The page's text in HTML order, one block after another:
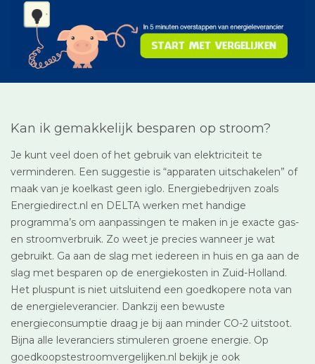
Kan ik gemakkelijk besparen op stroom?
Je kunt veel doen of het gebruik van elektriciteit te
verminderen. Een suggestie is “apparaten uitschakelen” of
maak van je koelkast geen iglo. Energiebedrijven zoals
Energiedirect.nl en DELTA werken met handige
programma’s om aanpassingen te maken in je exacte gas-
en stroomverbruik. Zo weet je precies wanneer je wat
gebruikt. Ga aan de slag met iedereen in huis en ga aan de
slag met besparen op de energiekosten in Zuid-Holland.
Het pluspunt is niet uitsluitend een goedkopere nota van
de energieleverancier. Dankzij een bewuste
energieconsumptie draag je bij aan minder CO-2 uitstoot.
Bijna alle leveranciers stimuleren groene energie. Op
goedkoopstestroomvergelijken.nl bekijk je ook